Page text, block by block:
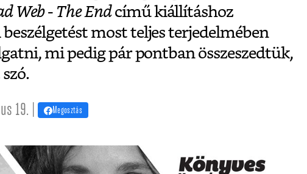
Web - The Endcímű kiállításhoz
most teljes terjedelmében
mi pedig pár pontban összeszedtük,
19. | Megosztás